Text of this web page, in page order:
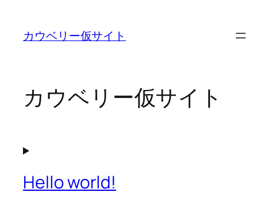
カウベリー仮サイト
カウベリー仮サイト
Hello world!